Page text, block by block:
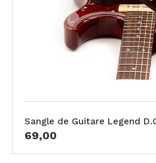
Sangle de Guitare Legend
69,00